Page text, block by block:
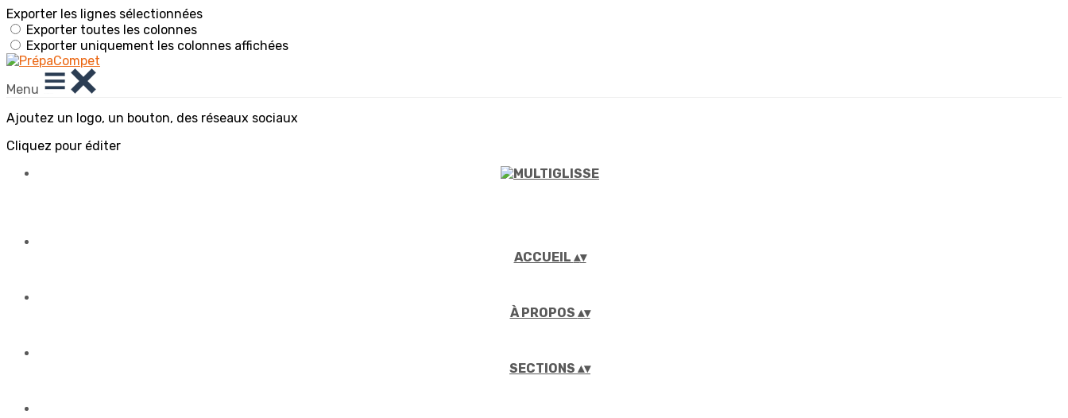
Exporter les lignes sélectionnées
Exporter toutes les colonnes
Exporter uniquement les colonnes affichées
Menu
Ajoutez un logo, un bouton, des réseaux sociaux
Cliquez pour éditer
ACCUEIL ▴▾
À PROPOS ▴▾
SECTIONS ▴▾